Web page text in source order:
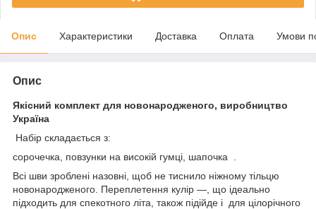
Опис Характеристики Доставка Оплата Умови
Опис
Якісний комплект для новонародженого, виробництво
Україна
Набір складається з:
сорочечка, повзунки на високій гумці, шапочка .
Всі шви зроблені назовні, щоб не тиснило ніжному тільцю
новонародженого. Переплетення кулір —, що ідеально
підходить для спекотного літа, також підійде і для цілорічного